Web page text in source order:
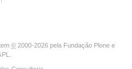
© 2000-2026 pela Fundação Plone e